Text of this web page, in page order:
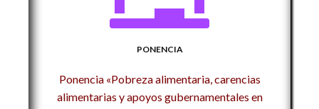
PONENCIA
Ponencia «Pobreza alimentaria, carencias
alimentarias y apoyos gubernamentales en